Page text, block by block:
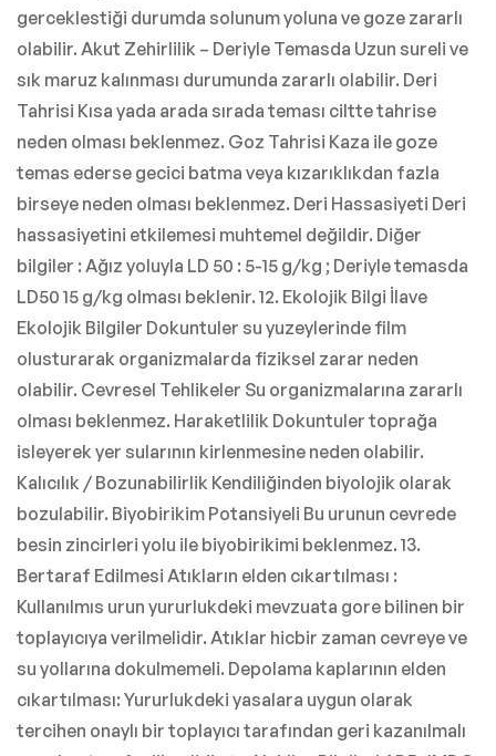
gerceklestiği durumda solunum yoluna ve goze zararlı
olabilir. Akut Zehirlilik – Deriyle Temasda Uzun sureli ve
sık maruz kalınması durumunda zararlı olabilir. Deri
Tahrisi Kısa yada arada sırada teması ciltte tahrise
neden olması beklenmez. Goz Tahrisi Kaza ile goze
temas ederse gecici batma veya kızarıklıkdan fazla
birseye neden olması beklenmez. Deri Hassasiyeti Deri
hassasiyetini etkilemesi muhtemel değildir. Diğer
bilgiler : Ağız yoluyla LD 50 : 5-15 g/kg ; Deriyle temasda
LD50 15 g/kg olması beklenir. 12. Ekolojik Bilgi İlave
Ekolojik Bilgiler Dokuntuler su yuzeylerinde film
olusturarak organizmalarda fiziksel zarar neden
olabilir. Cevresel Tehlikeler Su organizmalarına zararlı
olması beklenmez. Haraketlilik Dokuntuler toprağa
isleyerek yer sularının kirlenmesine neden olabilir.
Kalıcılık / Bozunabilirlik Kendiliğinden biyolojik olarak
bozulabilir. Biyobirikim Potansiyeli Bu urunun cevrede
besin zincirleri yolu ile biyobirikimi beklenmez. 13.
Bertaraf Edilmesi Atıkların elden cıkartılması :
Kullanılmıs urun yururlukdeki mevzuata gore bilinen bir
toplayıcıya verilmelidir. Atıklar hicbir zaman cevreye ve
su yollarına dokulmemeli. Depolama kaplarının elden
cıkartılması: Yururlukdeki yasalara uygun olarak
tercihen onaylı bir toplayıcı tarafından geri kazanılmalı